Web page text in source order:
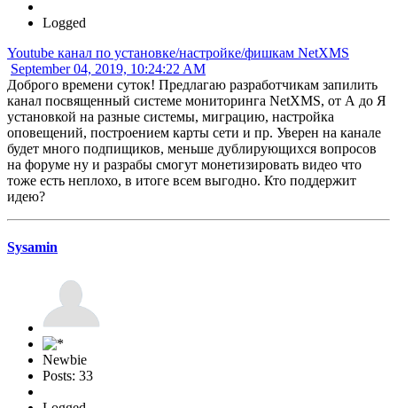
Logged
Youtube канал по установке/настройке/фишкам NetXMS
September 04, 2019, 10:24:22 AM
Доброго времени суток! Предлагаю разработчикам запилить
канал посвященный системе мониторинга NetXMS, от А до Я
установкой на разные системы, миграцию, настройка
оповещений, построением карты сети и пр. Уверен на канале
будет много подпищиков, меньше дублирующихся вопросов
на форуме ну и разрабы смогут монетизировать видео что
тоже есть неплохо, в итоге всем выгодно. Кто поддержит
идею?
Sysamin
Newbie
Posts: 33